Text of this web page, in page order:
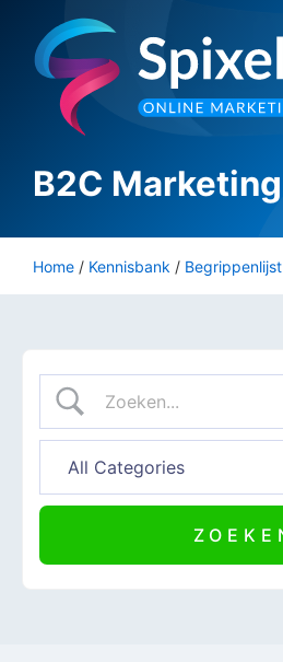
naar
inhoud
B2C Marketing
Home / Kennisbank / Begrippenlijst